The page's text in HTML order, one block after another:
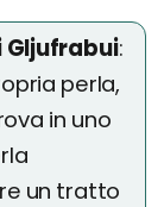
Gljufrabui:
perla,
in uno
un tratto